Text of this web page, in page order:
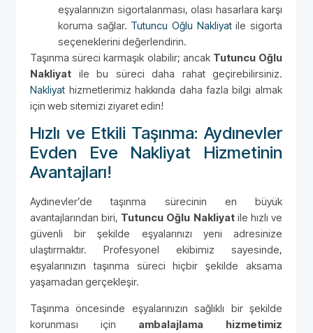
eşyalarınızın sigortalanması, olası hasarlara karşı
koruma sağlar. Tutuncu Oğlu Nakliyatile sigorta
seçeneklerini değerlendirin.
Taşınma süreci karmaşık olabilir; ancak Tutuncu Oğlu
Nakliyat ile bu süreci daha rahat geçirebilirsiniz.
Nakliyat hizmetlerimiz hakkında daha fazla bilgi almak
için web sitemizi ziyaret edin!
Hızlı ve Etkili Taşınma: Aydınevler
Evden Eve Nakliyat Hizmetinin
Avantajları!
Aydınevler’de taşınma sürecinin en büyük
avantajlarından biri, Tutuncu Oğlu Nakliyatile hızlı ve
güvenli bir şekilde eşyalarınızı yeni adresinize
ulaştırmaktır. Profesyonel ekibimiz sayesinde,
eşyalarınızın taşınma süreci hiçbir şekilde aksama
yaşamadan gerçekleşir.
Taşınma öncesinde eşyalarınızın sağlıklı bir şekilde
korunması için ambalajlama hizmetimiz